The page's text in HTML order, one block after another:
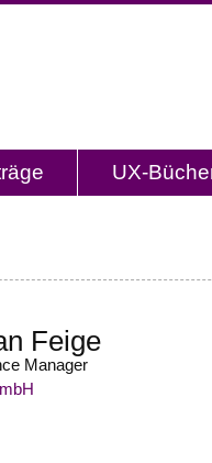
mit Studien,
UX-
Feige
Manager